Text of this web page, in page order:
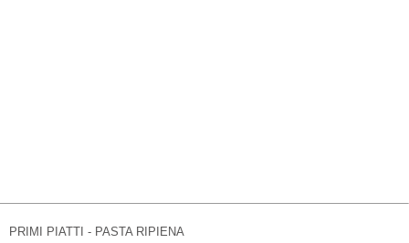
PRIMI PIATTI - PASTA RIPIENA